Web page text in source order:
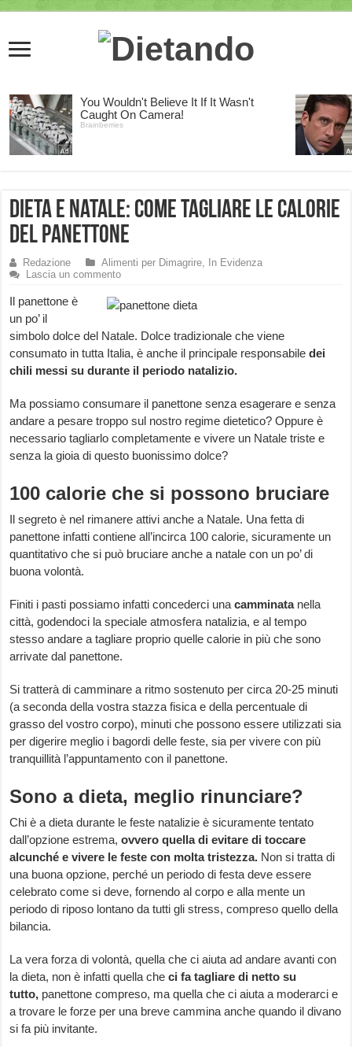
Dieta e Natale: come tagliare le calorie
del panettone
Redazione Alimenti per Dimagrire,
In Evidenza
Lascia un commento
Il panettone è
un po’ il
simbolo dolce del Natale. Dolce tradizionale che viene
consumato in tutta Italia, è anche il principale responsabiledei
chili messi su durante il periodo natalizio.
Ma possiamo consumare il panettone senza esagerare e senza
andare a pesare troppo sul nostro regime dietetico? Oppure è
necessario tagliarlo completamente e vivere un Natale triste e
senza la gioia di questo buonissimo dolce?
100 calorie che si possono bruciare
Il segreto è nel rimanere attivi anche a Natale. Una fetta di
panettone infatti contiene all’incirca 100 calorie, sicuramente un
quantitativo che si può bruciare anche a natale con un po’ di
buona volontà.
Finiti i pasti possiamo infatti concederci unacamminata nella
città, godendoci la speciale atmosfera natalizia, e al tempo
stesso andare a tagliare proprio quelle calorie in più che sono
arrivate dal panettone.
Si tratterà di camminare a ritmo sostenuto per circa 20-25 minuti
(a seconda della vostra stazza fisica e della percentuale di
grasso del vostro corpo), minuti che possono essere utilizzati sia
per digerire meglio i bagordi delle feste, sia per vivere con più
tranquillità l’appuntamento con il panettone.
Sono a dieta, meglio rinunciare?
Chi è a dieta durante le feste natalizie è sicuramente tentato
dall’opzione estrema,ovvero quella di evitare di toccare
alcunché e vivere le feste con molta tristezza. Non si tratta di
una buona opzione, perché un periodo di festa deve essere
celebrato come si deve, fornendo al corpo e alla mente un
periodo di riposo lontano da tutti gli stress, compreso quello della
bilancia.
La vera forza di volontà, quella che ci aiuta ad andare avanti con
la dieta, non è infatti quella checi fa tagliare di netto su
tutto, panettone compreso, ma quella che ci aiuta a moderarci e
a trovare le forze per una breve cammina anche quando il divano
si fa più invitante.